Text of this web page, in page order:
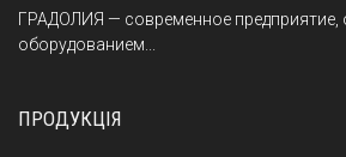
ГРАДОЛИЯ — современное предприятие,
оборудованием...
ПРОДУКЦІЯ